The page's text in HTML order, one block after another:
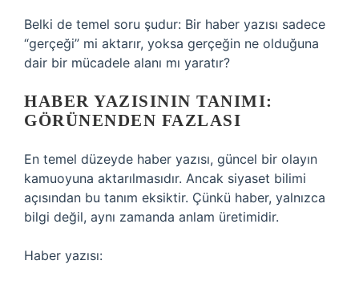
Belki de temel soru şudur: Bir haber yazısı sadece
“gerçeği” mi aktarır, yoksa gerçeğin ne olduğuna
dair bir mücadele alanı mı yaratır?
HABER YAZISININ TANIMI:
GÖRÜNENDEN FAZLASI
En temel düzeyde haber yazısı, güncel bir olayın
kamuoyuna aktarılmasıdır. Ancak siyaset bilimi
açısından bu tanım eksiktir. Çünkü haber, yalnızca
bilgi değil, aynı zamanda anlam üretimidir.
Haber yazısı: